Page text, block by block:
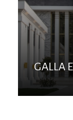
GALLA